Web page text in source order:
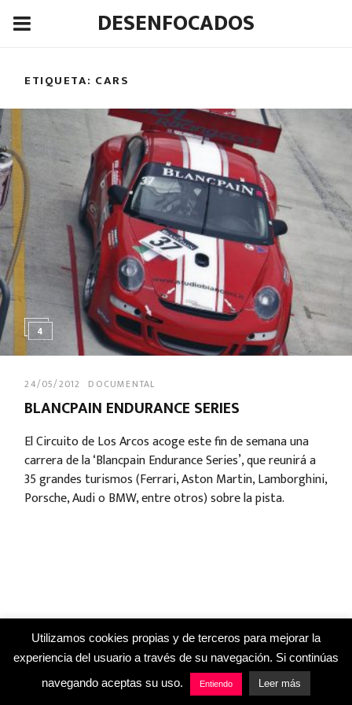
DESENFOCADOS
ETIQUETA: CARS
4
24/05/2012 DOCUMENTAL
BLANCPAIN ENDURANCE SERIES
El Circuito de Los Arcos acoge este fin de semana una
carrera de la ‘Blancpain Endurance Series’, que reunirá a
35 grandes turismos (Ferrari, Aston Martin, Lamborghini,
Porsche, Audi o BMW, entre otros) sobre la pista.
Utilizamos cookies propias y de terceros para mejorar la
experiencia del usuario a través de su navegación. Si continúas
navegando aceptas su uso.
Entiendo Leer más